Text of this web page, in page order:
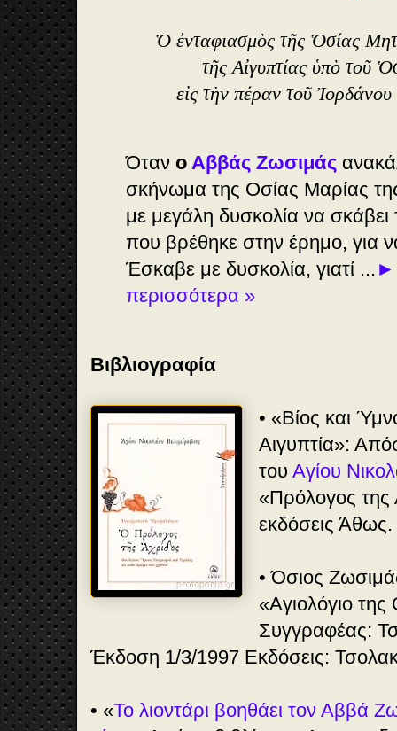
Ὁ ἐνταφιασμὸς τῆς Ὁσίας
τῆς Αἰγυπτίας ὑπὸ τοῦ
εἰς τὴν πέραν τοῦ
Όταν ο Αββάς Ζωσιμάς
σκήνωμα της Οσίας Μαρίας
με μεγάλη δυσκολία να σκάβει
που βρέθηκε στην έρημο, για
Έσκαβε με δυσκολία, γιατί ... ►
περισσότερα »
Βιβλιογραφία
• «Βίος και
Αιγυπτία»:
του Αγίου
«Πρόλογος της
εκδόσεις Άθως.
• Όσιος
«Αγιολόγιο
Συγγραφέας:
Έκδοση 1/3/1997 Εκδόσεις:
• «Το λιοντάρι βοηθάει τον Αββά